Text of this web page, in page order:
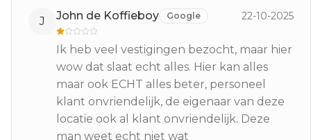
J John de Koffieboy Google 22-10-2025
Ik heb veel vestigingen bezocht, maar hier
wow dat slaat echt alles. Hier kan alles
maar ook ECHT alles beter, personeel
klant onvriendelijk, de eigenaar van deze
locatie ook al klant onvriendelijk. Deze
man weet echt niet wat